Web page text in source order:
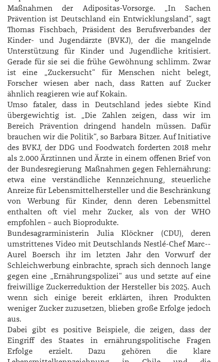
Maßnahmen der Adipositas-­Vorsorge. „In Sachen
Prävention ist Deutschland ein Entwicklungsland“, sagt
Thomas Fischbach, Präsident des Berufsverbandes der
Kinder- und Jugendärzte (BVKJ), der die mangelnde
Unterstützung für Kinder und Jugendliche kritisiert.
Gerade für sie sei die frühe Gewöhnung schlimm. Zwar
ist eine „Zuckersucht“ für Menschen nicht belegt,
Forscher wiesen aber nach, dass Ratten auf Zucker
ähnlich reagieren wie auf Kokain.
Umso fataler, dass in Deutschland jedes siebte Kind
übergewichtig ist. „Die Zahlen zeigen, dass wir im
Bereich Prävention dringend handeln müssen. Dafür
brauchen wir die Politik“, so Barbara Bitzer. Auf Initiative
des BVKJ, der DDG und Foodwatch forderten 2018 mehr
als 2.000 Ärztinnen und Ärzte in einem offenen Brief von
der Bundesregierung Maßnahmen gegen Fehl­ernährung:
etwa eine verständliche Kennzeichnung, steuerliche
Anreize für Lebensmittelhersteller und die Beschränkung
von Werbung für Kinder, denn deren Lebensmittel
enthalten oft viel mehr Zucker, als von der WHO
empfohlen – auch Bioprodukte.
Bundesagrarministerin ­Julia ­Klöckner (CDU), deren
umstrittenes Video mit Deutschlands Nestlé-Chef Marc-­
Aurel Boersch ihr im letzten Jahr den Vorwurf der
Schleichwerbung einbrachte, sprach sich dennoch lange
gegen eine „Ernährungspolizei“ aus und setzte auf eine
freiwillige Zuckerreduktion der Hersteller bis 2025. Auch
wenn sich einige bereit erklärten, ihren Produkten
weniger Zucker zuzusetzen, blieben große Erfolge jedoch
aus.
Dabei gibt es positive Beispiele, die zeigen, dass der
Eingriff des Staates in ernährungspolitische Fragen
Erfolge erzielt. Dazu gehören die klare